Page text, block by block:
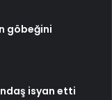
göbeğini
isyan etti